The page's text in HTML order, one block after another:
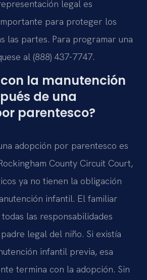
legal es
para proteger los
las partes. Para programar una
al (888) 437-7747.
la manutención
de una
parentesco?
adopción por parentesco es
County Circuit Court,
ya no tienen la obligación
infantil. El familiar
las responsabilidades
legal del niño. Si existía
infantil previa, esa
termina con la adopción. Sin